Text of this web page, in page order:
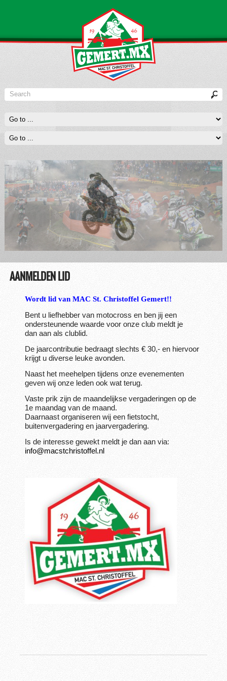
AANMELDEN LID
Wordt lid van MAC St. Christoffel Gemert!!
Bent u liefhebber van motocross en ben jij een
ondersteunende waarde voor onze club meldt je
dan aan als clublid.
De jaarcontributie bedraagt slechts € 30,- en hiervoor
krijgt u diverse leuke avonden.
Naast het meehelpen tijdens onze evenementen
geven wij onze leden ook wat terug.
Vaste prik zijn de maandelijkse vergaderingen op de
1e maandag van de maand.
Daarnaast organiseren wij een fietstocht,
buitenvergadering en jaarvergadering.
Is de interesse gewekt meldt je dan aan via:
info@macstchristoffel.nl